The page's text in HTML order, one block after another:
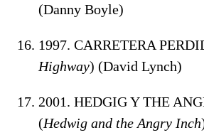
(Danny Boyle)
1997. CARRETERA
Highway) (David Lynch)
2001. HEDGIG Y THE
(Hedwig and the Angry Inch